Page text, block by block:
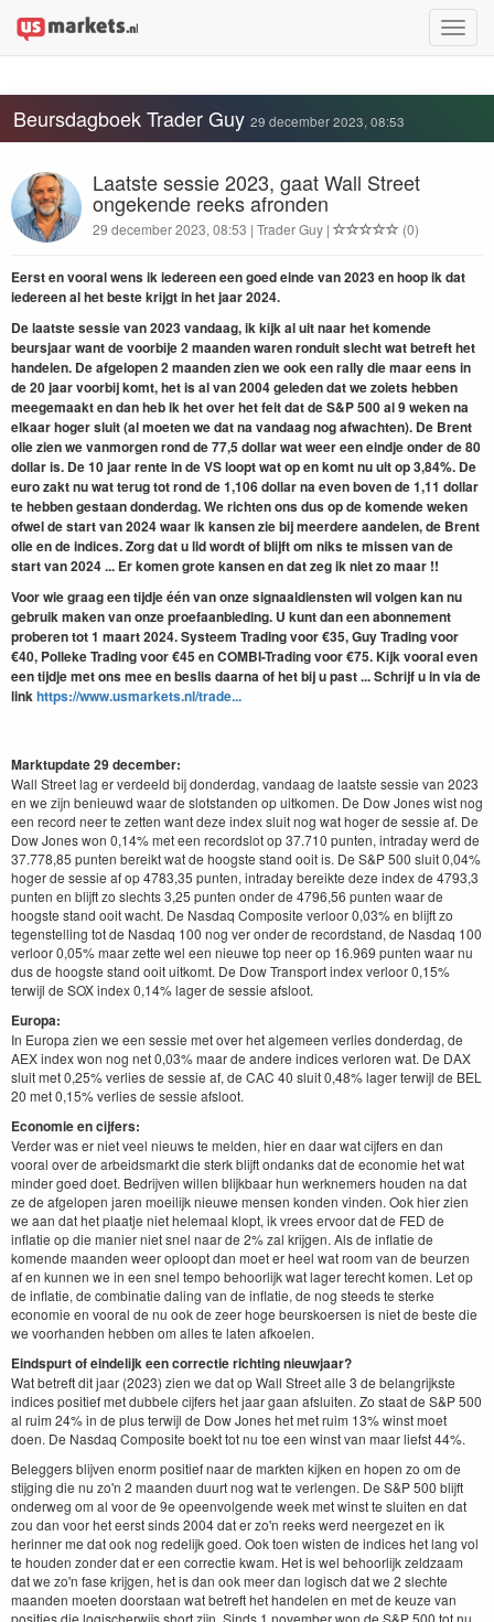
Toggle
Beursdagboek Trader Guy 29 december 2023, 08:53
Laatste sessie 2023, gaat Wall Street
ongekende reeks afronden
29 december 2023, 08:53 | Trader Guy | (0)
Eerst en vooral wens ik iedereen een goed einde van 2023 en hoop ik dat
iedereen al het beste krijgt in het jaar 2024.
De laatste sessie van 2023 vandaag, ik kijk al uit naar het komende
beursjaar want de voorbije 2 maanden waren ronduit slecht wat betreft het
handelen. De afgelopen 2 maanden zien we ook een rally die maar eens in
de 20 jaar voorbij komt, het is al van 2004 geleden dat we zoiets hebben
meegemaakt en dan heb ik het over het feit dat de S&P 500 al 9 weken na
elkaar hoger sluit (al moeten we dat na vandaag nog afwachten). De Brent
olie zien we vanmorgen rond de 77,5 dollar wat weer een eindje onder de 80
dollar is. De 10 jaar rente in de VS loopt wat op en komt nu uit op 3,84%. De
euro zakt nu wat terug tot rond de 1,106 dollar na even boven de 1,11 dollar
te hebben gestaan donderdag. We richten ons dus op de komende weken
ofwel de start van 2024 waar ik kansen zie bij meerdere aandelen, de Brent
olie en de indices. Zorg dat u lid wordt of blijft om niks te missen van de
start van 2024 ... Er komen grote kansen en dat zeg ik niet zo maar !!
Voor wie graag een tijdje één van onze signaaldiensten wil volgen kan nu
gebruik maken van onze proefaanbieding. U kunt dan een abonnement
proberen tot 1 maart 2024. Systeem Trading voor €35, Guy Trading voor
€40, Polleke Trading voor €45 en COMBI-Trading voor €75. Kijk vooral even
een tijdje met ons mee en beslis daarna of het bij u past ... Schrijf u in via de
linkhttps://www.usmarkets.nl/trade...
Marktupdate 29 december:
Wall Street lag er verdeeld bij donderdag, vandaag de laatste sessie van 2023
en we zijn benieuwd waar de slotstanden op uitkomen. De Dow Jones wist nog
een record neer te zetten want deze index sluit nog wat hoger de sessie af. De
Dow Jones won 0,14% met een recordslot op 37.710 punten, intraday werd de
37.778,85 punten bereikt wat de hoogste stand ooit is. De S&P 500 sluit 0,04%
hoger de sessie af op 4783,35 punten, intraday bereikte deze index de 4793,3
punten en blijft zo slechts 3,25 punten onder de 4796,56 punten waar de
hoogste stand ooit wacht. De Nasdaq Composite verloor 0,03% en blijft zo
tegenstelling tot de Nasdaq 100 nog ver onder de recordstand, de Nasdaq 100
verloor 0,05% maar zette wel een nieuwe top neer op 16.969 punten waar nu
dus de hoogste stand ooit uitkomt. De Dow Transport index verloor 0,15%
terwijl de SOX index 0,14% lager de sessie afsloot.
Europa:
In Europa zien we een sessie met over het algemeen verlies donderdag, de
AEX index won nog net 0,03% maar de andere indices verloren wat. De DAX
sluit met 0,25% verlies de sessie af, de CAC 40 sluit 0,48% lager terwijl de BEL
20 met 0,15% verlies de sessie afsloot.
Economie en cijfers:
Verder was er niet veel nieuws te melden, hier en daar wat cijfers en dan
vooral over de arbeidsmarkt die sterk blijft ondanks dat de economie het wat
minder goed doet. Bedrijven willen blijkbaar hun werknemers houden na dat
ze de afgelopen jaren moeilijk nieuwe mensen konden vinden. Ook hier zien
we aan dat het plaatje niet helemaal klopt, ik vrees ervoor dat de FED de
inflatie op die manier niet snel naar de 2% zal krijgen. Als de inflatie de
komende maanden weer oploopt dan moet er heel wat room van de beurzen
af en kunnen we in een snel tempo behoorlijk wat lager terecht komen. Let op
de inflatie, de combinatie daling van de inflatie, de nog steeds te sterke
economie en vooral de nu ook de zeer hoge beurskoersen is niet de beste die
we voorhanden hebben om alles te laten afkoelen.
Eindspurt of eindelijk een correctie richting nieuwjaar?
Wat betreft dit jaar (2023) zien we dat op Wall Street alle 3 de belangrijkste
indices positief met dubbele cijfers het jaar gaan afsluiten. Zo staat de S&P 500
al ruim 24% in de plus terwijl de Dow Jones het met ruim 13% winst moet
doen. De Nasdaq Composite boekt tot nu toe een winst van maar liefst 44%.
Beleggers blijven enorm positief naar de markten kijken en hopen zo om de
stijging die nu zo'n 2 maanden duurt nog wat te verlengen. De S&P 500 blijft
onderweg om al voor de 9e opeenvolgende week met winst te sluiten en dat
zou dan voor het eerst sinds 2004 dat er zo'n reeks werd neergezet en ik
herinner me dat ook nog redelijk goed. Ook toen wisten de indices het lang vol
te houden zonder dat er een correctie kwam. Het is wel behoorlijk zeldzaam
dat we zo'n fase krijgen, het is dan ook meer dan logisch dat we 2 slechte
maanden moeten doorstaan wat betreft het handelen en met de keuze van
posities die logischerwijs short zijn. Sinds 1 november won de S&P 500 tot nu